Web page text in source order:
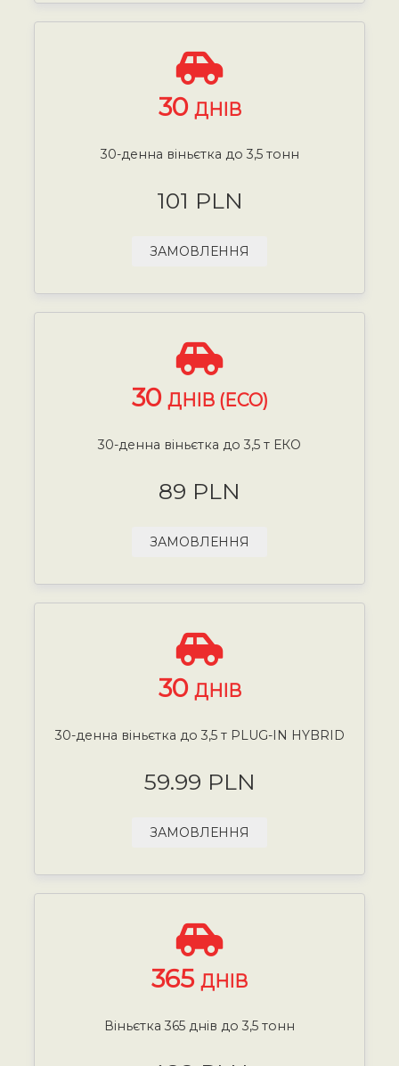
30 ДНІВ
30-денна віньєтка до 3,5 тонн
101 PLN
ЗАМОВЛЕННЯ
30 ДНІВ (ECO)
30-денна віньєтка до 3,5 т ЕКО
89 PLN
ЗАМОВЛЕННЯ
30 ДНІВ
30-денна віньєтка до 3,5 т PLUG-IN HYBRID
59.99 PLN
ЗАМОВЛЕННЯ
365 ДНІВ
Віньєтка 365 днів до 3,5 тонн